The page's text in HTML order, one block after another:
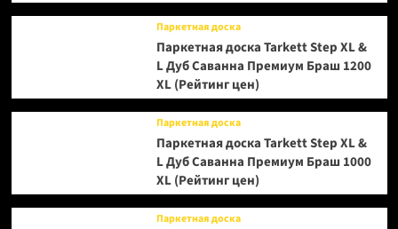
Паркетная доска
Паркетная доска Tarkett Step XL &
L Дуб Саванна Премиум Браш 1200
XL (Рейтинг цен)
Паркетная доска
Паркетная доска Tarkett Step XL &
L Дуб Саванна Премиум Браш 1000
XL (Рейтинг цен)
Паркетная доска